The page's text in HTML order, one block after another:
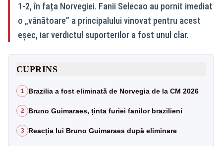
1-2, în fața Norvegiei. Fanii Selecao au pornit imediat
o „vânătoare” a principalului vinovat pentru acest
eșec, iar verdictul suporterilor a fost unul clar.
CUPRINS
1 Brazilia a fost eliminată de Norvegia de la CM 2026
2 Bruno Guimaraes, ținta furiei fanilor brazilieni
3 Reacția lui Bruno Guimaraes după eliminare